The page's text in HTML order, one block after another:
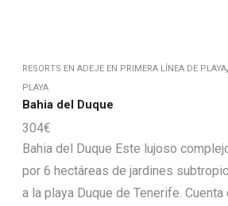
RESORTS EN ADEJE EN PRIMERA LÍNEA DE PLAYA,
PLAYA
Bahia del Duque
304€
Bahia del Duque Este lujoso
por 6 hectáreas de jardines
a la playa Duque de Tenerife.